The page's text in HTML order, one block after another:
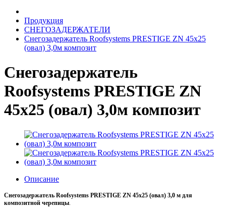
Продукция
СНЕГОЗАДЕРЖАТЕЛИ
Снегозадержатель Roofsystems PRESTIGE ZN 45x25
(овал) 3,0м композит
Снегозадержатель
Roofsystems PRESTIGE ZN
45x25 (овал) 3,0м композит
Описание
Снегозадержатель Roofsystems PRESTIGE ZN 45x25 (овал) 3,0 м для
композитной черепицы.